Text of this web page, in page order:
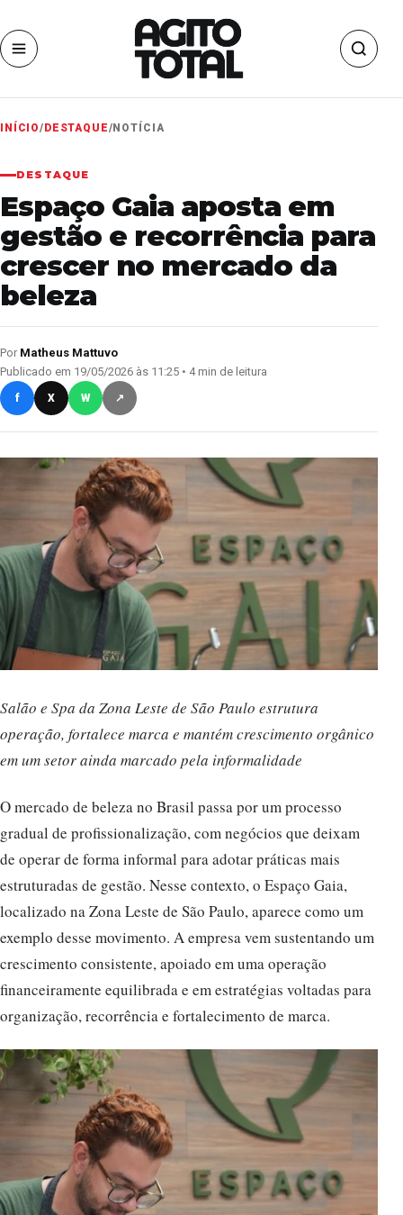
INÍCIO/ DESTAQUE/ NOTÍCIA
DESTAQUE
Espaço Gaia aposta em
gestão e recorrência para
crescer no mercado da
beleza
Por Matheus Mattuvo
Publicado em 19/05/2026 às 11:25 • 4 min de leitura
f X W ↗
Salão e Spa da Zona Leste de São Paulo estrutura
operação, fortalece marca e mantém crescimento orgânico
em um setor ainda marcado pela informalidade
O mercado de beleza no Brasil passa por um processo
gradual de profissionalização, com negócios que deixam
de operar de forma informal para adotar práticas mais
estruturadas de gestão. Nesse contexto, o Espaço Gaia,
localizado na Zona Leste de São Paulo, aparece como um
exemplo desse movimento. A empresa vem sustentando um
crescimento consistente, apoiado em uma operação
financeiramente equilibrada e em estratégias voltadas para
organização, recorrência e fortalecimento de marca.